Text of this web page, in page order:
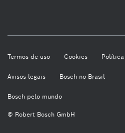
© Robert Bosch GmbH
Termos de uso Cookies
Avisos legais Bosch no Brasil
Bosch pelo mundo